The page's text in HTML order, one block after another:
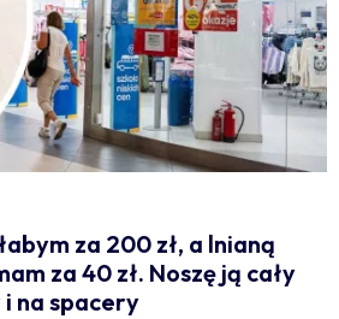
za 200 zł, a lnianą
za 40 zł. Noszę ją cały
na spacery